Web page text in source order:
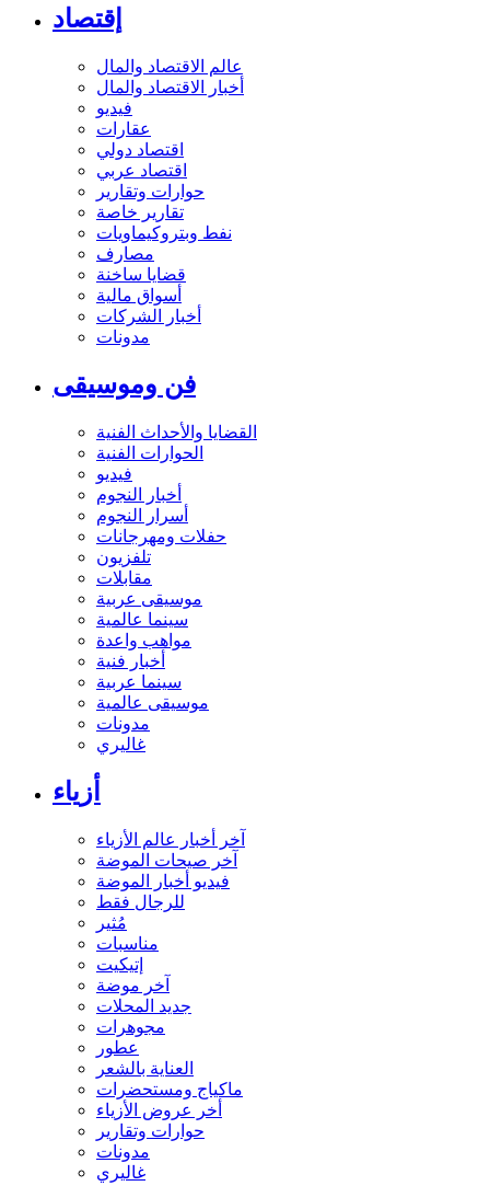
إقتصاد
عالم الاقتصاد والمال
أخبار الاقتصاد والمال
فيديو
عقارات
اقتصاد دولي
اقتصاد عربي
حوارات وتقارير
تقارير خاصة
نفط وبتروكيماويات
مصارف
قضايا ساخنة
أسواق مالية
أخبار الشركات
مدونات
فن وموسيقى
القضايا والأحداث الفنية
الحوارات الفنية
فيديو
أخبار النجوم
أسرار النجوم
حفلات ومهرجانات
تلفزيون
مقابلات
موسيقى عربية
سينما عالمية
مواهب واعدة
أخبار فنية
سينما عربية
موسيقى عالمية
مدونات
غاليري
أزياء
آخر أخبار عالم الأزياء
آخر صيحات الموضة
فيديو أخبار الموضة
للرجال فقط
مُثير
مناسبات
إتيكيت
آخر موضة
جديد المحلات
مجوهرات
عطور
العناية بالشعر
ماكياج ومستحضرات
أخر عروض الأزياء
حوارات وتقارير
مدونات
غاليري